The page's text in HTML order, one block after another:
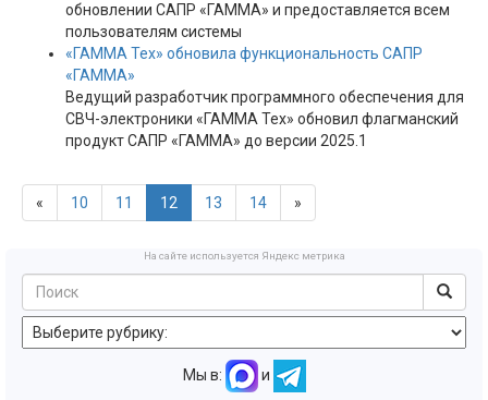
обновлении САПР «ГАММА» и предоставляется всем
пользователям системы
«ГАММА Тех» обновила функциональность САПР
«ГАММА»
Ведущий разработчик программного обеспечения для
СВЧ-электроники «ГАММА Тех» обновил флагманский
продукт САПР «ГАММА» до версии 2025.1
« 10 11 12 13 14 »
На сайте используется Яндекс метрика
Мы в: и